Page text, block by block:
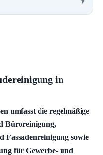
in
umfasst die regelmäßige
Büroreinigung,
Fassadenreinigung sowie
für Gewerbe- und